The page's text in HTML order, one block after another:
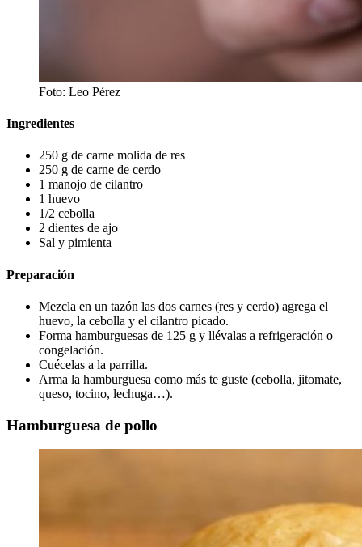
Foto: Leo Pérez
Ingredientes
250 g de carne molida de res
250 g de carne de cerdo
1 manojo de cilantro
1 huevo
1/2 cebolla
2 dientes de ajo
Sal y pimienta
Preparación
Mezcla en un tazón las dos carnes (res y cerdo) agrega el
huevo, la cebolla y el cilantro picado.
Forma hamburguesas de 125 g y llévalas a refrigeración o
congelación.
Cuécelas a la parrilla.
Arma la hamburguesa como más te guste (cebolla, jitomate,
queso, tocino, lechuga…).
Hamburguesa de pollo